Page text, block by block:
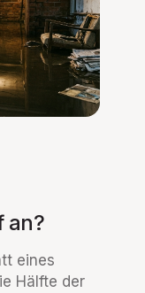
an?
eines
Hälfte der